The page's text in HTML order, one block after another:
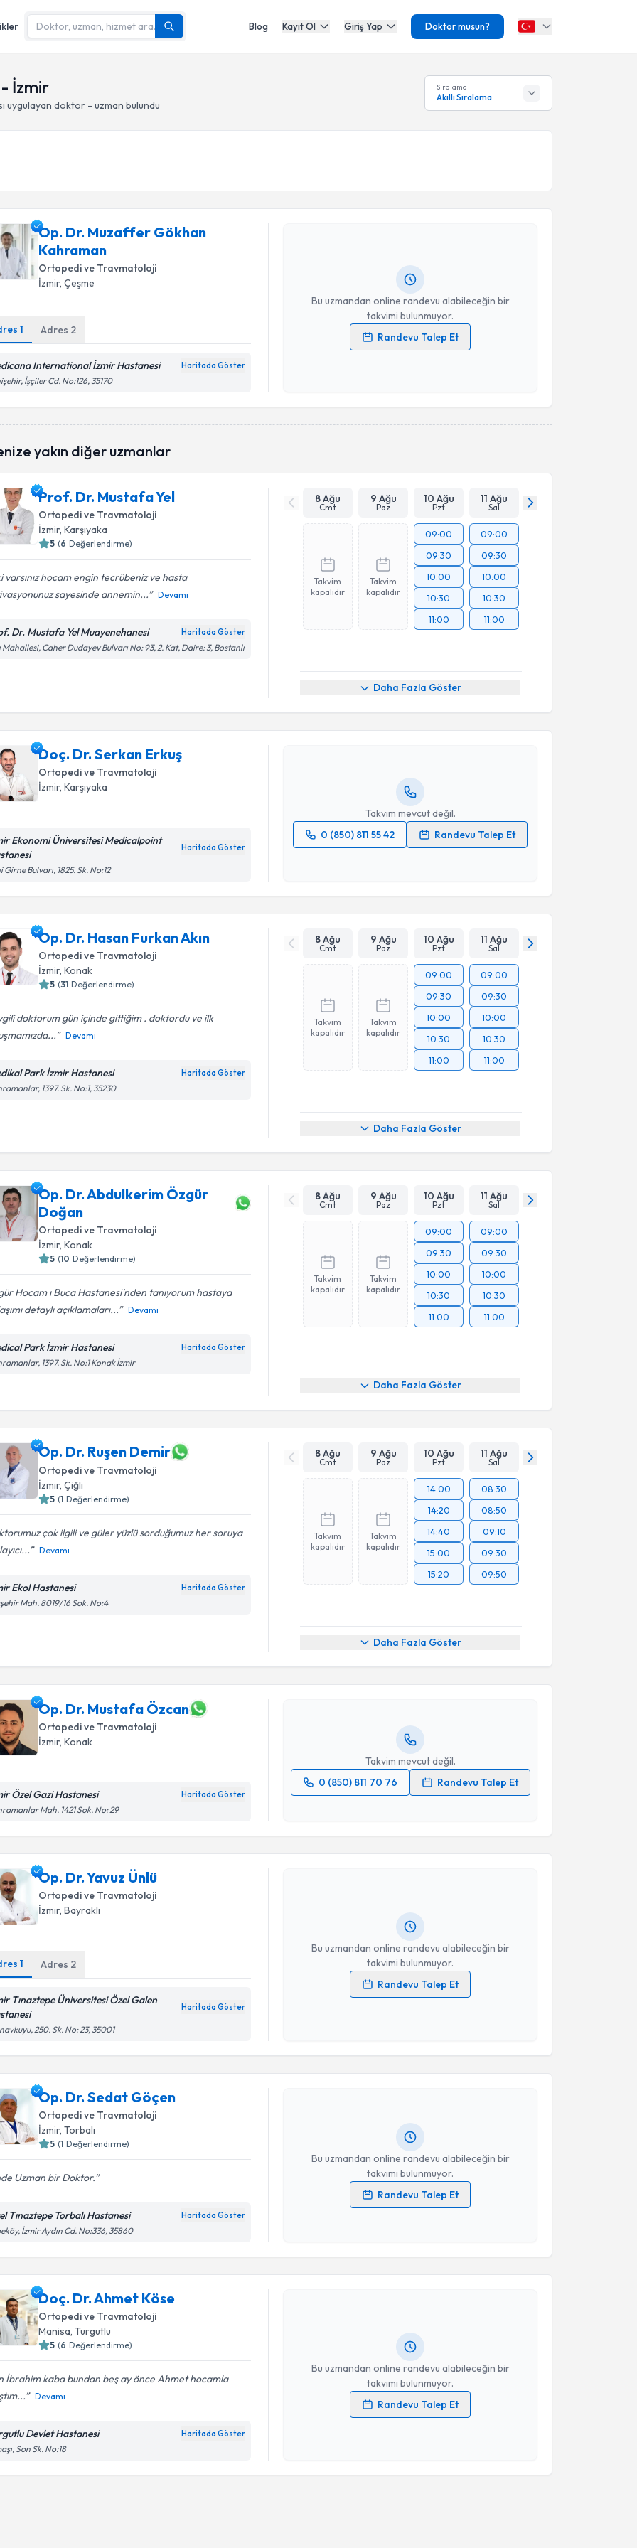
Blog Kayıt Ol Giriş Yap Doktor musun?
- İzmir
uygulayan doktor - uzman bulundu
Sıralama
Akıllı Sıralama
Op. Dr. Muzaffer Gökhan
Kahraman
Ortopedi ve Travmatoloji
İzmir, Çeşme
1 Adres 2
International İzmir Hastanesi Haritada Göster
İşçiler Cd. No:126, 35170
Bu uzmandan online randevu alabileceğin bir
takvimi bulunmuyor.
Randevu Talep Et
Op. Dr. Muzaffer Gökhan Kahraman
Kişisel verilerimin işlenmesine ilişkinAydınlatma Metni
Takvim Talebini Gönder
yakın diğer uzmanlar
Prof. Dr. Mustafa Yel
Ortopedi ve Travmatoloji
İzmir, Karşıyaka
5 (6 Değerlendirme)
varsınız hocam engin tecrübeniz ve hasta
sayesinde annemin...
Devamı
Dr. Mustafa Yel Muayenehanesi Haritada Göster
Mahallesi, Caher Dudayev Bulvarı No: 93, 2. Kat, Daire: 3, Bostanlı
8 Ağu
Cmt
9 Ağu
Paz
10 Ağu
Pzt
11 Ağu
Sal
Takvim
kapalıdır
Takvim
kapalıdır
09:00
09:30
10:00
10:30
11:00
09:00
09:30
10:00
10:30
11:00
Daha Fazla Göster
Doç. Dr. Serkan Erkuş
Ortopedi ve Travmatoloji
İzmir, Karşıyaka
Ekonomi Üniversitesi Medicalpoint
Haritada Göster
Girne Bulvarı, 1825. Sk. No:12
Takvim mevcut değil.
0 (850) 811 55 42
Randevu Talep Et
Randevu Takvimi Talebi
Doç. Dr. Serkan Erkuşiçin randevu takvimi talebi oluşturun.
Size bu uzmandan randevu almanız için bir takvim
Op. Dr. Hasan Furkan Akın
Ortopedi ve Travmatoloji
İzmir, Konak
5 (31 Değerlendirme)
doktorum gün içinde gittiğim . doktordu ve ilk
Devamı
Park İzmir Hastanesi Haritada Göster
1397. Sk. No:1, 35230
8 Ağu
Cmt
9 Ağu
Paz
10 Ağu
Pzt
11 Ağu
Sal
Takvim
kapalıdır
Takvim
kapalıdır
09:00
09:30
10:00
10:30
11:00
09:00
09:30
10:00
10:30
11:00
Daha Fazla Göster
Op. Dr. Abdulkerim Özgür
Doğan
Ortopedi ve Travmatoloji
İzmir, Konak
5 (10 Değerlendirme)
Hocam ı Buca Hastanesi'nden tanıyorum hastaya
detaylı açıklamaları...
Devamı
Park İzmir Hastanesi Haritada Göster
1397. Sk. No:1 Konak İzmir
8 Ağu
Cmt
9 Ağu
Paz
10 Ağu
Pzt
11 Ağu
Sal
Takvim
kapalıdır
Takvim
kapalıdır
09:00
09:30
10:00
10:30
11:00
09:00
09:30
10:00
10:30
11:00
Daha Fazla Göster
Op. Dr. Ruşen Demir
Ortopedi ve Travmatoloji
İzmir, Çiğli
5 (1 Değerlendirme)
çok ilgili ve güler yüzlü sorduğumuz her soruya
Devamı
Ekol Hastanesi Haritada Göster
Mah. 8019/16 Sok. No:4
8 Ağu
Cmt
9 Ağu
Paz
10 Ağu
Pzt
11 Ağu
Sal
Takvim
kapalıdır
Takvim
kapalıdır
14:00
14:20
14:40
15:00
15:20
08:30
08:50
09:10
09:30
09:50
Daha Fazla Göster
Op. Dr. Mustafa Özcan
Ortopedi ve Travmatoloji
İzmir, Konak
Özel Gazi Hastanesi Haritada Göster
Mah. 1421 Sok. No: 29
Takvim mevcut değil.
0 (850) 811 70 76
Randevu Talep Et
Randevu Takvimi Talebi
işlenmesini kabul ediyorum.
Op. Dr. Yavuz Ünlü
Ortopedi ve Travmatoloji
İzmir, Bayraklı
1 Adres 2
Tınaztepe Üniversitesi Özel Galen
Haritada Göster
250. Sk. No: 23, 35001
Bu uzmandan online randevu alabileceğin bir
takvimi bulunmuyor.
Randevu Talep Et
Randevu Takvimi Talebi
Op. Dr. Yavuz Ünlü
Kişisel verilerimin işlenmesine ilişkinAydınlatma Metni
Takvim Talebini Gönder
Op. Dr. Sedat Göçen
Ortopedi ve Travmatoloji
İzmir, Torbalı
5 (1 Değerlendirme)
Uzman bir Doktor.
Tınaztepe Torbalı Hastanesi Haritada Göster
İzmir Aydın Cd. No:336, 35860
Bu uzmandan online randevu alabileceğin bir
takvimi bulunmuyor.
Randevu Talep Et
Kişisel verilerimin işlenmesine ilişkinAydınlatma Metni
Doç. Dr. Ahmet Köse
Ortopedi ve Travmatoloji
Manisa, Turgutlu
5 (6 Değerlendirme)
İbrahim kaba bundan beş ay önce Ahmet hocamla
Devamı
Devlet Hastanesi Haritada Göster
Son Sk. No:18
Bu uzmandan online randevu alabileceğin bir
takvimi bulunmuyor.
Randevu Talep Et
Randevu Takvimi Talebi
Doç. Dr. Ahmet Köse
Kişisel verilerimin işlenmesine ilişkinAydınlatma Metni